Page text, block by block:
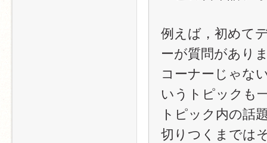
例えば，初めて
ーが質問があり
コーナーじゃな
いうトピックも
トピック内の話
切りつくまでは